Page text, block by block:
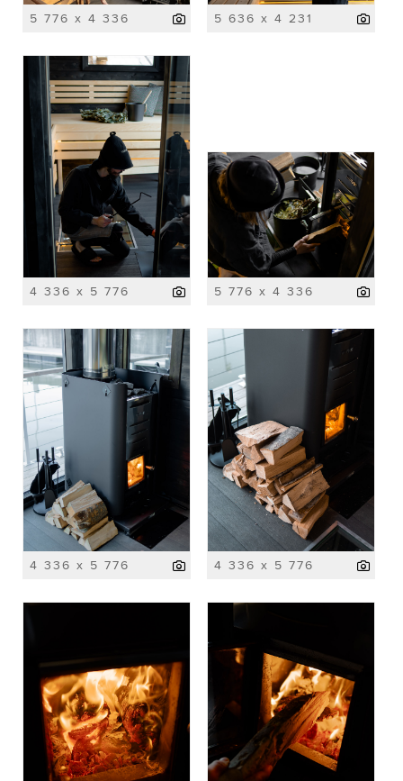
5 776 x 4 336 5 636 x 4 231
4 336 x 5 776 5 776 x 4 336
4 336 x 5 776 4 336 x 5 776